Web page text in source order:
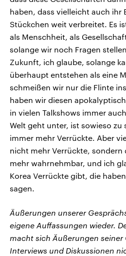
haben, dass vielleicht auch ihr
Stückchen weit verbreitet. Es
als Menschheit, als
solange wir noch Fragen
Zukunft, ich glaube, solange
überhaupt entstehen als eine
schmeißen wir nur die Flinte
haben wir diesen
in vielen Talkshows immer
Welt geht unter, ist sowieso zu
immer mehr Verrückte. Aber
nicht mehr Verrückte, sondern
mehr wahrnehmbar, und ich
Korea Verrückte gibt, die
sagen.
Äußerungen unserer
eigene Auffassungen wieder.
macht sich Äußerungen seiner
Interviews und Diskussionen